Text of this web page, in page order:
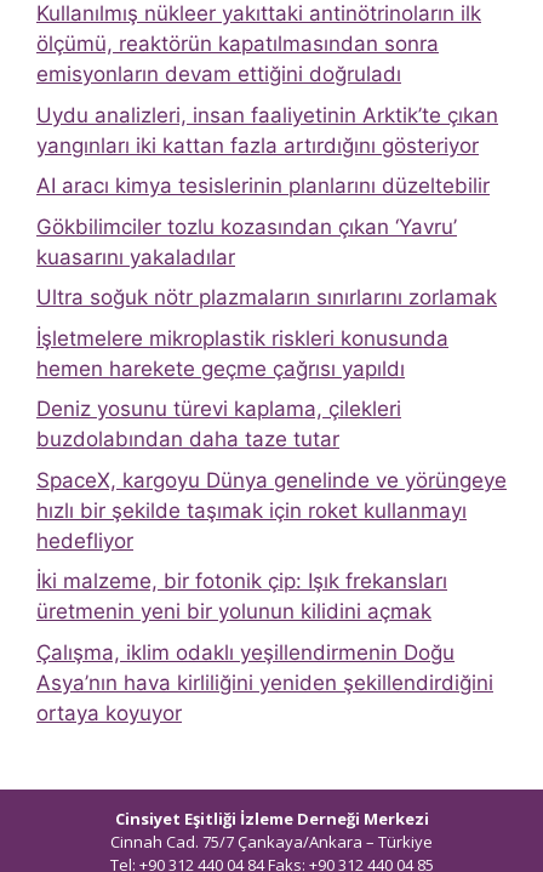
Kullanılmış nükleer yakıttaki antinötrinoların ilk
ölçümü, reaktörün kapatılmasından sonra
emisyonların devam ettiğini doğruladı
Uydu analizleri, insan faaliyetinin Arktik’te çıkan
yangınları iki kattan fazla artırdığını gösteriyor
AI aracı kimya tesislerinin planlarını düzeltebilir
Gökbilimciler tozlu kozasından çıkan ‘Yavru’
kuasarını yakaladılar
Ultra soğuk nötr plazmaların sınırlarını zorlamak
İşletmelere mikroplastik riskleri konusunda
hemen harekete geçme çağrısı yapıldı
Deniz yosunu türevi kaplama, çilekleri
buzdolabından daha taze tutar
SpaceX, kargoyu Dünya genelinde ve yörüngeye
hızlı bir şekilde taşımak için roket kullanmayı
hedefliyor
İki malzeme, bir fotonik çip: Işık frekansları
üretmenin yeni bir yolunun kilidini açmak
Çalışma, iklim odaklı yeşillendirmenin Doğu
Asya’nın hava kirliliğini yeniden şekillendirdiğini
ortaya koyuyor
Cinsiyet Eşitliği İzleme Derneği Merkezi
Cinnah Cad. 75/7 Çankaya/Ankara – Türkiye
Tel: +90 312 440 04 84 Faks: +90 312 440 04 85